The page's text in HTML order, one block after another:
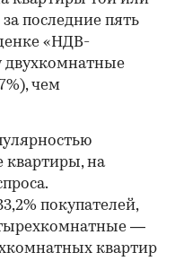
последние пять
«НДВ-
двухкомнатные
чем
квартиры, на
покупателей,
—
квартир